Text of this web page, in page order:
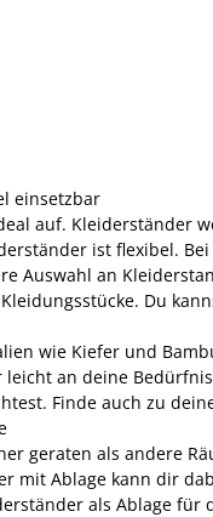
einsetzbar
auf. Kleiderständer
ist flexibel.
Auswahl an
Du
wie Kiefer und
an deine
Finde auch zu
geraten als andere
mit Ablage kann dir
als Ablage